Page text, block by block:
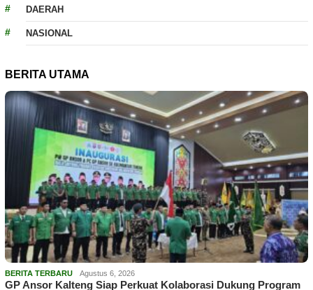
DAERAH
NASIONAL
BERITA UTAMA
BERITA TERBARU Agustus 6, 2026
GP Ansor Kalteng Siap Perkuat Kolaborasi Dukung Program